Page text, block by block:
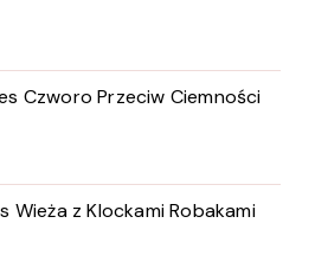
Czworo Przeciw Ciemności
Wieża z Klockami Robakami